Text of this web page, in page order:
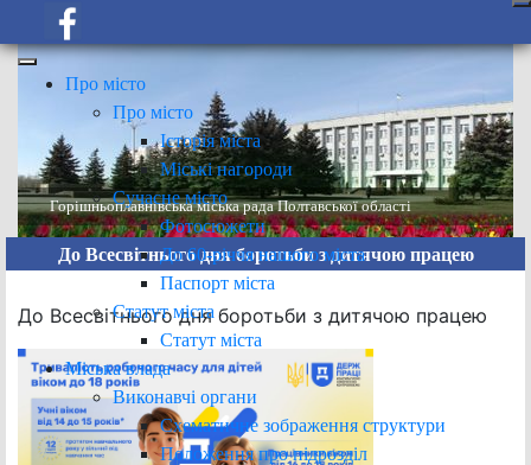
Про місто
Про місто
Історія міста
Міські нагороди
Сучасне місто
Фотосюжети
До 60-річчя нашого міста
Паспорт міста
Статут міста
Статут міста
Міська влада
Виконавчі органи
Схематичне зображення структури
Положення про підрозділ
Горішньоплавнівська міська рада Полтавської області
До Всесвітнього дня боротьби з дитячою працею
До Всесвітнього дня боротьби з дитячою працею